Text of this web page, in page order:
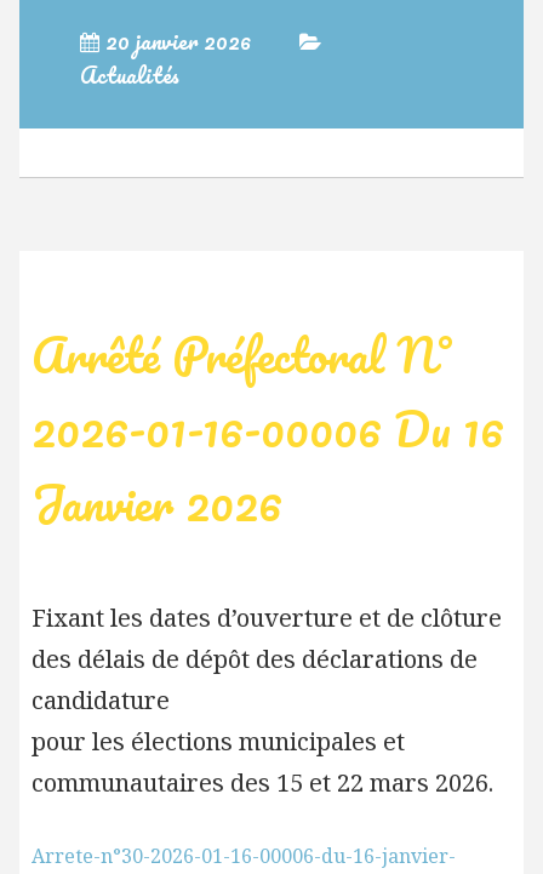
20 janvier 2026
Actualités
Arrêté Préfectoral N°
2026-01-16-00006 Du 16
Janvier 2026
Fixant les dates d’ouverture et de clôture
des délais de dépôt des déclarations de
candidature
pour les élections municipales et
communautaires des 15 et 22 mars 2026.
Arrete-n°30-2026-01-16-00006-du-16-janvier-